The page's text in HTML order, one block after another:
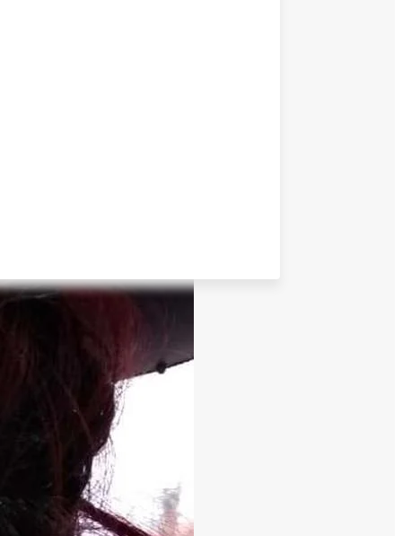
familiar, motivada por
da emergência.
ocorrência. Testemunhas
morder a namorada.